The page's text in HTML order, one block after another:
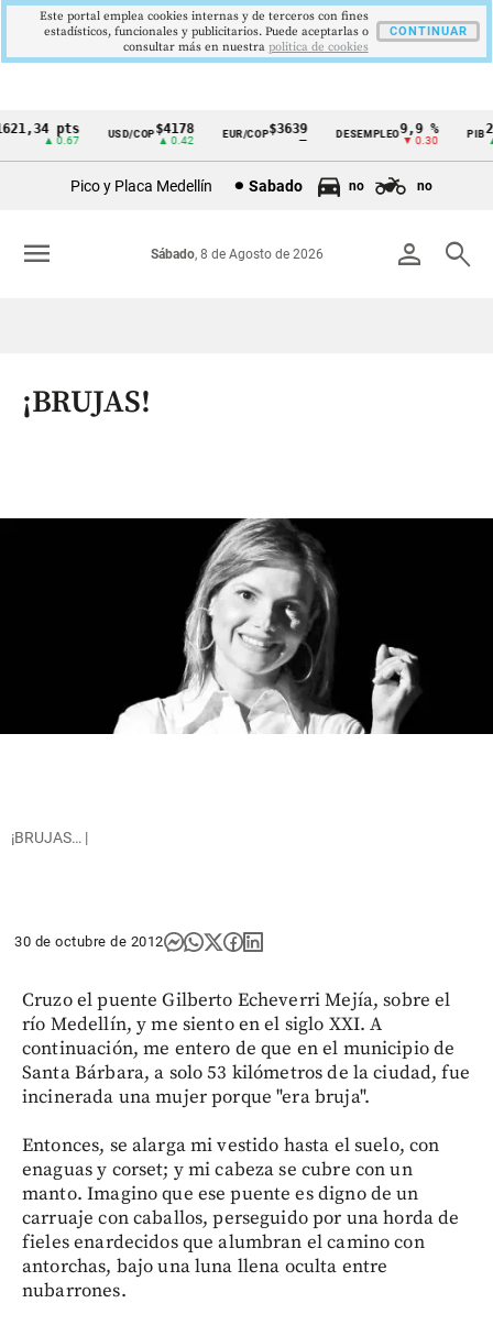
Cintillo
Colombia
pts
▲ 0.67
USD/COP$4178
▲ 0.42
EUR/COP$3639 DESEMPLEO9,9 %
▼ 0.30
2,8
▲
Pico y Placa Medellín Sabado no no
person search
Sábado, 8 de Agosto de 2026
menu
¡BRUJAS!
¡BRUJAS… |
30 de octubre de 2012
Cruzo el puente Gilberto Echeverri Mejía, sobre el
río Medellín, y me siento en el siglo XXI. A
continuación, me entero de que en el municipio de
Santa Bárbara, a solo 53 kilómetros de la ciudad, fue
incinerada una mujer porque "era bruja".
Entonces, se alarga mi vestido hasta el suelo, con
enaguas y corset; y mi cabeza se cubre con un
manto. Imagino que ese puente es digno de un
carruaje con caballos, perseguido por una horda de
fieles enardecidos que alumbran el camino con
antorchas, bajo una luna llena oculta entre
nubarrones.
Este portal emplea cookies internas y de terceros con fines
estadísticos, funcionales y publicitarios. Puede aceptarlas o
consultar más en nuestra politica de cookies
CONTINUAR